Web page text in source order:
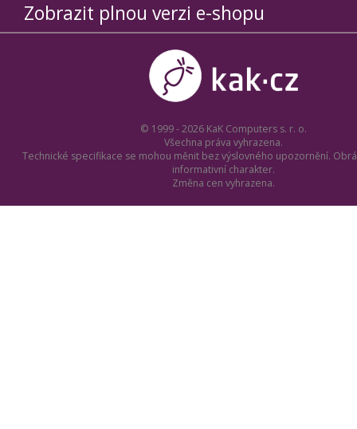
Zobrazit plnou verzi e-shopu
© 1999 - 2026 KaK Computers s. r. o.
Všechna práva vyhrazena.
Technické specifikace se mohou měnit bez výslovného upozornění.
informativní charakter.
Změna cen vyhrazena.